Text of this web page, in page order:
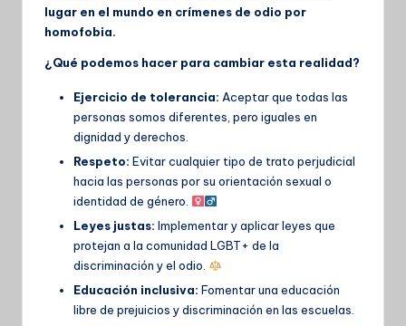
lugar en el mundo en crímenes de odio por
homofobia.
¿Qué podemos hacer para cambiar esta realidad?
Ejercicio de tolerancia: Aceptar que todas las
personas somos diferentes, pero iguales en
dignidad y derechos.
Respeto: Evitar cualquier tipo de trato perjudicial
hacia las personas por su orientación sexual o
identidad de género. ‍
Leyes justas: Implementar y aplicar leyes que
protejan a la comunidad LGBT+ de la
discriminación y el odio.
Educación inclusiva: Fomentar una educación
libre de prejuicios y discriminación en las escuelas.